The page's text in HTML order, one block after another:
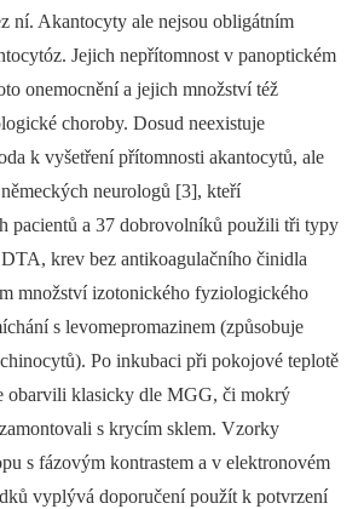
ní. Akantocyty ale nejsou obligátním
Jejich nepřítomnost v panoptickém
onemocnění a jejich množství též
choroby. Dosud neexistuje
k vyšetření přítomnosti akantocytů, ale
neurologů [3], kteří
pacientů a 37 dobrovolníků použili tři typy
krev bez antikoagulačního činidla
množství izotonického fyziologického
s levomepromazinem (způsobuje
Po inkubaci při pokojové teplotě
obarvili klasicky dle MGG, či mokrý
s krycím sklem. Vzorky
s fázovým kontrastem a v elektronovém
vyplývá doporučení použít k potvrzení